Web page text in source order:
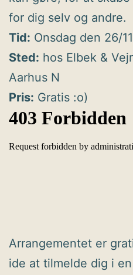
for dig selv og andre.
Tid: Onsdag den 26/
Sted: hos Elbek &
Aarhus N
Pris: Gratis :o)
Arrangementet er
ide at tilmelde dig i